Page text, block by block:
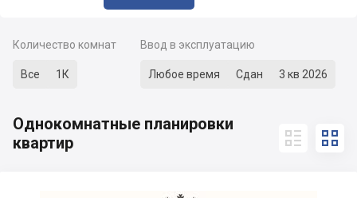
Количество комнат
Все 1К
Ввод в эксплуатацию
Любое время Сдан 3 кв 2026
Однокомнатные планировки
квартир
 